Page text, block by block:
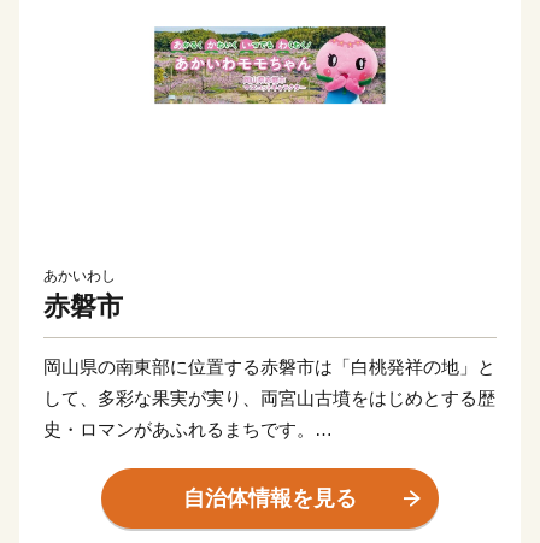
あかいわし
赤磐市
岡山県の南東部に位置する赤磐市は「白桃発祥の地」と
して、多彩な果実が実り、両宮山古墳をはじめとする歴
史・ロマンがあふれるまちです。
このすばらしい“ふるさと”を“未来”へつなぎ、すべての
人が健康で笑顔にあふれ、いきいきと暮らせるまちを創
自治体情報を見る